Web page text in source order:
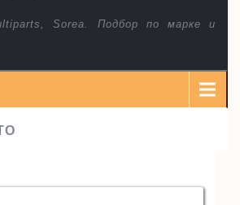
Sorea. Подбор по марке и